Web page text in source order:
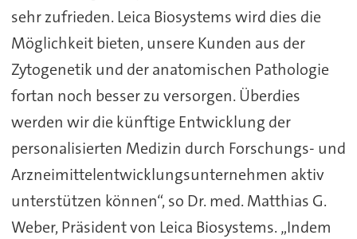
sehr zufrieden. Leica Biosystems wird dies die
Möglichkeit bieten, unsere Kunden aus der
Zytogenetik und der anatomischen Pathologie
fortan noch besser zu versorgen. Überdies
werden wir die künftige Entwicklung der
personalisierten Medizin durch Forschungs- und
Arzneimittelentwicklungsunternehmen aktiv
unterstützen können“, so Dr. med. Matthias G.
Weber, Präsident von Leica Biosystems. „Indem